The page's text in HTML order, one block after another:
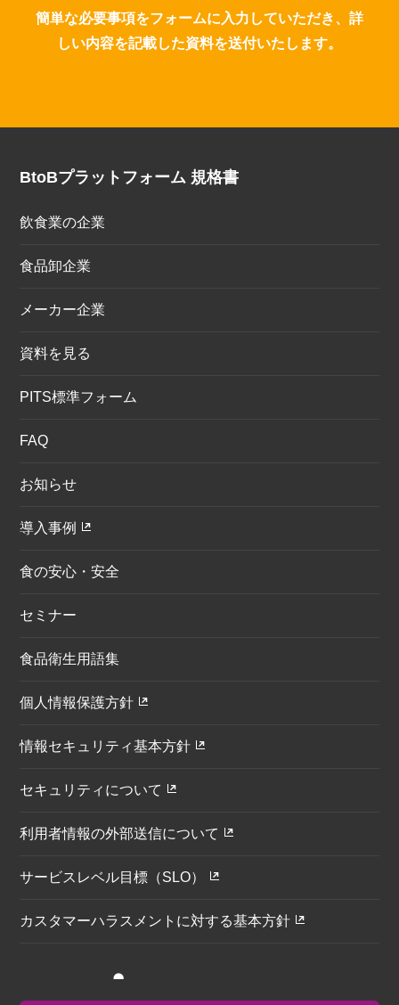
簡単な必要事項をフォームに入力していただき、詳
しい内容を記載した資料を送付いたします。
BtoBプラットフォーム 規格書
飲食業の企業
食品卸企業
メーカー企業
資料を見る
PITS標準フォーム
FAQ
お知らせ
導入事例
食の安心・安全
セミナー
食品衛生用語集
個人情報保護方針
情報セキュリティ基本方針
セキュリティについて
利用者情報の外部送信について
サービスレベル目標（SLO）
カスタマーハラスメントに対する基本方針